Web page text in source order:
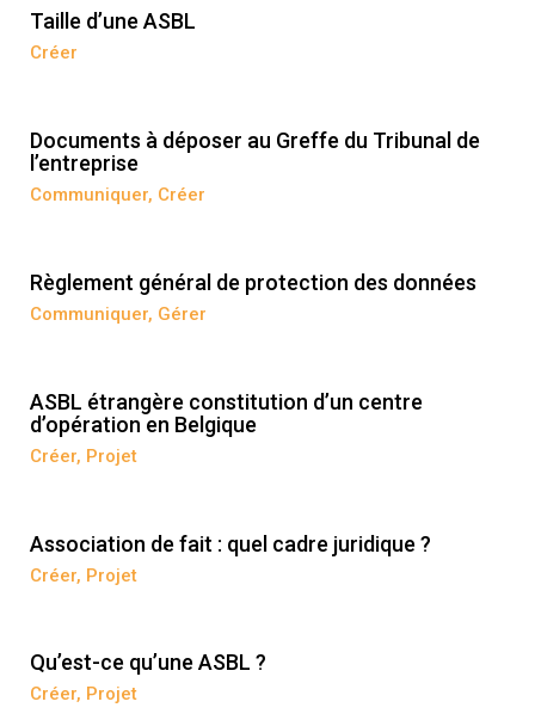
Taille d’une ASBL
Créer
Documents à déposer au Greffe du Tribunal de
l’entreprise
Communiquer, Créer
Règlement général de protection des données
Communiquer, Gérer
ASBL étrangère constitution d’un centre
d’opération en Belgique
Créer, Projet
Association de fait : quel cadre juridique ?
Créer, Projet
Qu’est-ce qu’une ASBL ?
Créer, Projet